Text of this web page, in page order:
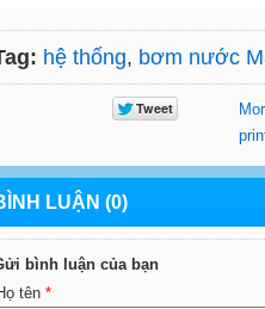
hệ thống, bơm nước
LUẬN (0)
bình luận của bạn
tên *